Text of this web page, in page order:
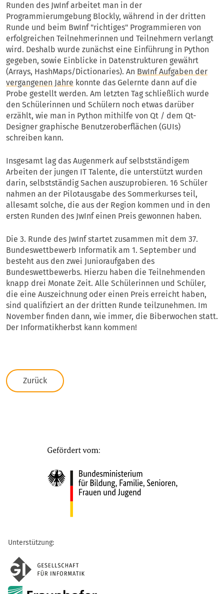
Runden des JwInf arbeitet man in der
Programmierumgebung Blockly, während in der dritten
Runde und beim BwInf "richtiges" Programmieren von
erfolgreichen Teilnehmerinnen und Teilnehmern verlangt
wird. Deshalb wurde zunächst eine Einführung in Python
gegeben, sowie Einblicke in Datenstrukturen gewährt
(Arrays, HashMaps/Dictionaries). An BwInf Aufgaben der
vergangenen Jahre konnte das Gelernte dann auf die
Probe gestellt werden. Am letzten Tag schließlich wurde
den Schülerinnen und Schülern noch etwas darüber
erzählt, wie man in Python mithilfe von Qt / dem Qt-
Designer graphische Benutzeroberflächen (GUIs)
schreiben kann.
Insgesamt lag das Augenmerk auf selbstständigem
Arbeiten der jungen IT Talente, die unterstützt wurden
darin, selbstständig Sachen auszuprobieren. 16 Schüler
nahmen an der Pilotausgabe des Sommerkurses teil,
allesamt solche, die aus der Region kommen und in den
ersten Runden des JwInf einen Preis gewonnen haben.
Die 3. Runde des JwInf startet zusammen mit dem 37.
Bundeswettbewerb Informatik am 1. September und
besteht aus den zwei Junioraufgaben des
Bundeswettbewerbs. Hierzu haben die Teilnehmenden
knapp drei Monate Zeit. Alle Schülerinnen und Schüler,
die eine Auszeichnung oder einen Preis erreicht haben,
sind qualifiziert an der dritten Runde teilzunehmen. Im
November finden dann, wie immer, die Biberwochen statt.
Der Informatikherbst kann kommen!
Zurück
Unterstützung: